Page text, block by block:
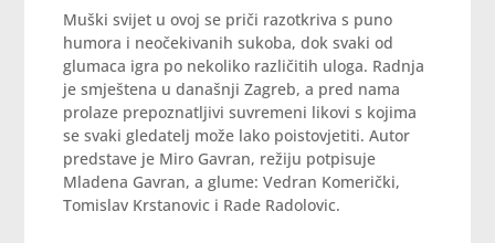
Muški svijet u ovoj se priči razotkriva s puno
humora i neočekivanih sukoba, dok svaki od
glumaca igra po nekoliko različitih uloga. Radnja
je smještena u današnji Zagreb, a pred nama
prolaze prepoznatljivi suvremeni likovi s kojima
se svaki gledatelj može lako poistovjetiti. Autor
predstave je Miro Gavran, režiju potpisuje
Mladena Gavran, a glume: Vedran Komerički,
Tomislav Krstanovic i Rade Radolovic.